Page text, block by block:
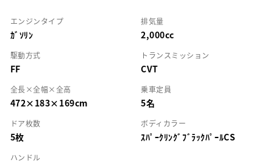
エンジンタイプ
ｶﾞｿﾘﾝ
排気量
2,000cc
駆動方式
FF
トランスミッション
CVT
全長×全幅×全高
472×183×169cm
乗車定員
5名
ドア枚数
5枚
ボディカラー
ｽﾊﾟｰｸﾘﾝｸﾞﾌﾞﾗｯｸﾊﾟｰﾙCS
ハンドル